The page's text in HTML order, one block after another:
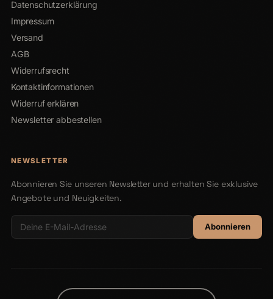
Datenschutzerklärung
Impressum
Versand
AGB
Widerrufsrecht
Kontaktinformationen
Widerruf erklären
Newsletter abbestellen
NEWSLETTER
Abonnieren Sie unseren Newsletter und erhalten Sie exklusive
Angebote und Neuigkeiten.
Abonnieren